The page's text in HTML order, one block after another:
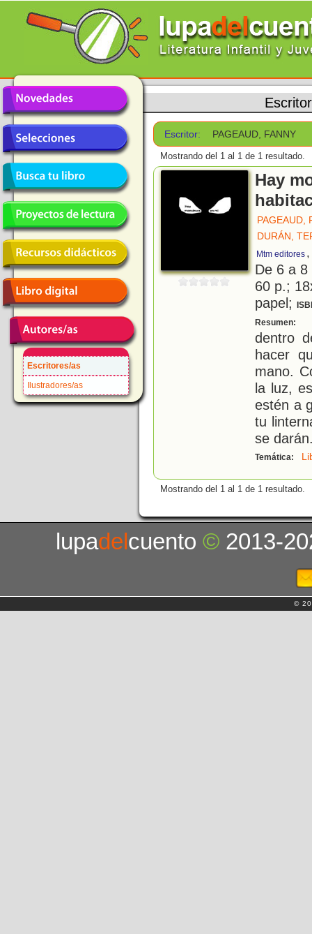
Escritores/as
Ilustradores/as
Escritor: PAGEAUD, FANNY
Mostrando del 1 al 1 de 1 resultado.
Hay
PAGEAUD,
DURÁN,
Mtm editores
De 6 a
60 p.;
papel;
Resumen:
dentro
hacer
mano.
la luz,
estén a
tu
se darán
Temática:
Mostrando del 1 al 1 de 1 resultado.
lupadelcuento© 2013-
©